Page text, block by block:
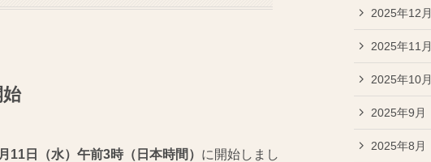
11日（水）午前3時（日本時間） に開始しまし
2025年12月
2025年11月
2025年10月
2025年9月
2025年8月